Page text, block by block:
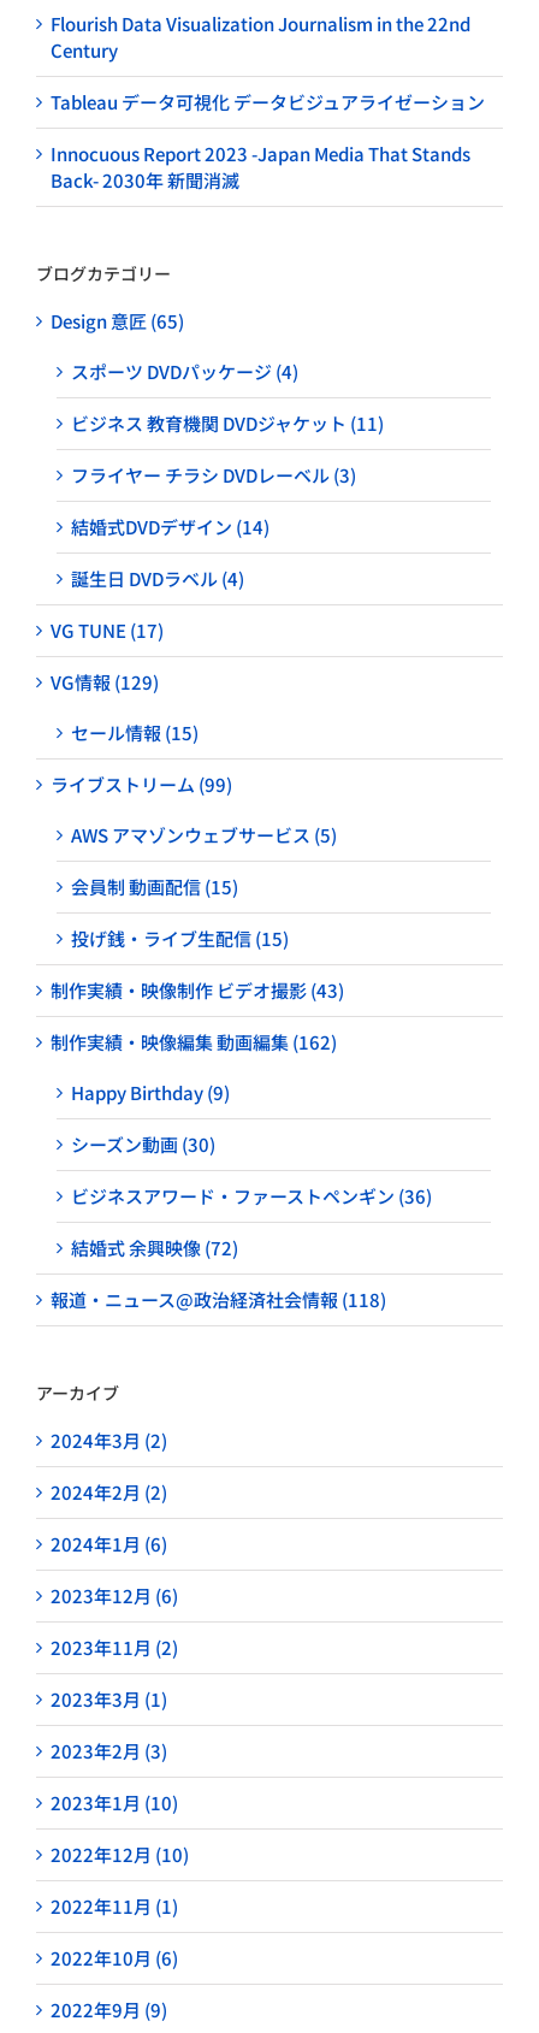
Flourish Data Visualization Journalism in the 22nd
Century
Tableau データ可視化 データビジュアライゼーション
Innocuous Report 2023 -Japan Media That Stands
Back- 2030年 新聞消滅
ブログカテゴリー
Design 意匠 (65)
スポーツ DVDパッケージ (4)
ビジネス 教育機関 DVDジャケット (11)
フライヤー チラシ DVDレーベル (3)
結婚式DVDデザイン (14)
誕生日 DVDラベル (4)
VG TUNE (17)
VG情報 (129)
セール情報 (15)
ライブストリーム (99)
AWS アマゾンウェブサービス (5)
会員制 動画配信 (15)
投げ銭・ライブ生配信 (15)
制作実績・映像制作 ビデオ撮影 (43)
制作実績・映像編集 動画編集 (162)
Happy Birthday (9)
シーズン動画 (30)
ビジネスアワード・ファーストペンギン (36)
結婚式 余興映像 (72)
報道・ニュース@政治経済社会情報 (118)
アーカイブ
2024年3月 (2)
2024年2月 (2)
2024年1月 (6)
2023年12月 (6)
2023年11月 (2)
2023年3月 (1)
2023年2月 (3)
2023年1月 (10)
2022年12月 (10)
2022年11月 (1)
2022年10月 (6)
2022年9月 (9)